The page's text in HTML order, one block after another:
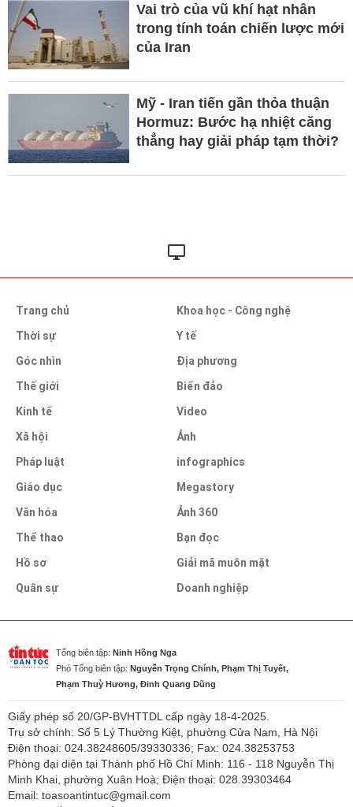
Vai trò của vũ khí hạt nhân
trong tính toán chiến lược mới
của Iran
Mỹ - Iran tiến gần thỏa thuận
Hormuz: Bước hạ nhiệt căng
thẳng hay giải pháp tạm thời?
Trang chủ
Thời sự
Góc nhìn
Thế giới
Kinh tế
Xã hội
Pháp luật
Giáo dục
Văn hóa
Thể thao
Hồ sơ
Quân sự
Khoa học - Công nghệ
Y tế
Địa phương
Biển đảo
Video
Ảnh
infographics
Megastory
Ảnh 360
Bạn đọc
Giải mã muôn mặt
Doanh nghiệp
Tổng biên tập: Ninh Hồng Nga
Phó Tổng biên tập: Nguyễn Trọng Chính, Phạm Thị Tuyết,
Phạm Thuỳ Hương, Đinh Quang Dũng
Giấy phép số 20/GP-BVHTTDL cấp ngày 18-4-2025.
Trụ sở chính: Số 5 Lý Thường Kiệt, phường Cửa Nam, Hà Nội
Điện thoại: 024.38248605/39330336; Fax: 024.38253753
Phòng đại diện tại Thành phố Hồ Chí Minh: 116 - 118 Nguyễn Thị
Minh Khai, phường Xuân Hoà; Điện thoại: 028.39303464
Email: toasoantintuc@gmail.com